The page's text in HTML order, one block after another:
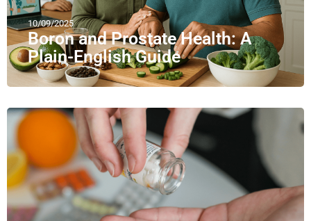
10/09/2025
Boron and Prostate Health: A
Plain-English Guide